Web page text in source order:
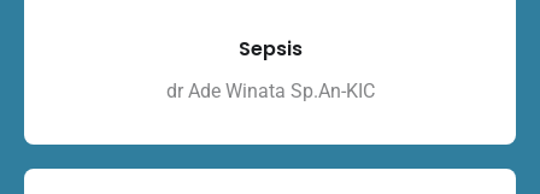
Sepsis
dr Ade Winata Sp.An-KIC